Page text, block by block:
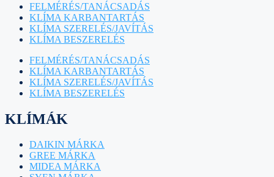
FELMÉRÉS/TANÁCSADÁS
KLÍMA KARBANTARTÁS
KLÍMA SZERELÉS/JAVÍTÁS
KLÍMA BESZERELÉS
FELMÉRÉS/TANÁCSADÁS
KLÍMA KARBANTARTÁS
KLÍMA SZERELÉS/JAVÍTÁS
KLÍMA BESZERELÉS
KLÍMÁK
DAIKIN MÁRKA
GREE MÁRKA
MIDEA MÁRKA